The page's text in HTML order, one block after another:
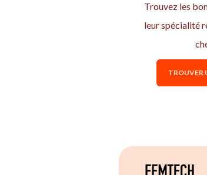
Trouvez les
leur spécialité
TROUVER